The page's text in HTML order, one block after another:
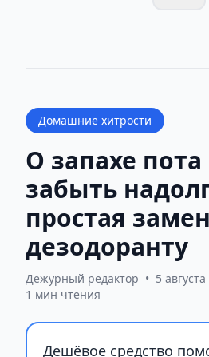
Домашние хитрости
О запахе
забыть
простая
дезодоранту
Дежурный редактор • 5
1 мин чтения
Дешёвое средство